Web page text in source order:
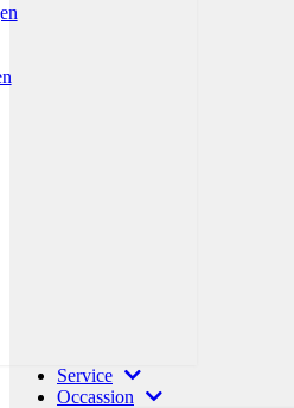
Service
Occassion